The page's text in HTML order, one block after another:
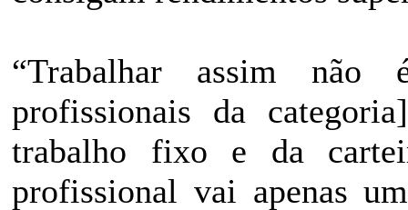
“Trabalhar assim
profissionais da
trabalho fixo e da
profissional vai apenas